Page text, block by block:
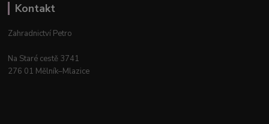
Kontakt
Zahradnictví Petro
Na Staré cestě 3741
276 01 Mělník–Mlazice